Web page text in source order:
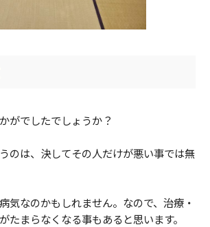
がでしたでしょうか？
のは、決してその人だけが悪い事では無
気なのかもしれません。なので、治療・
たまらなくなる事もあると思います。